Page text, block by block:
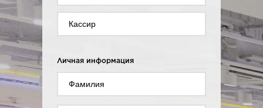
Личная информация